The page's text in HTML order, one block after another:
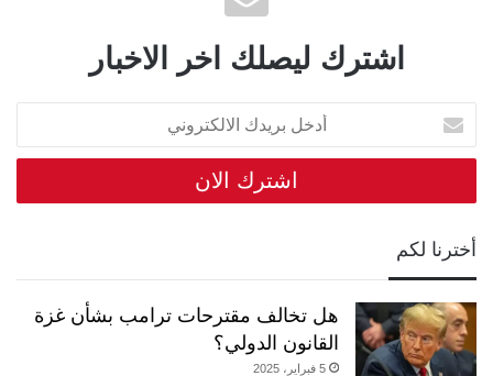
اشترك ليصلك اخر الاخبار
أدخل
بريدك
الالكتروني
أخترنا لكم
هل تخالف مقترحات ترامب بشأن غزة
القانون الدولي؟
5 فبراير، 2025